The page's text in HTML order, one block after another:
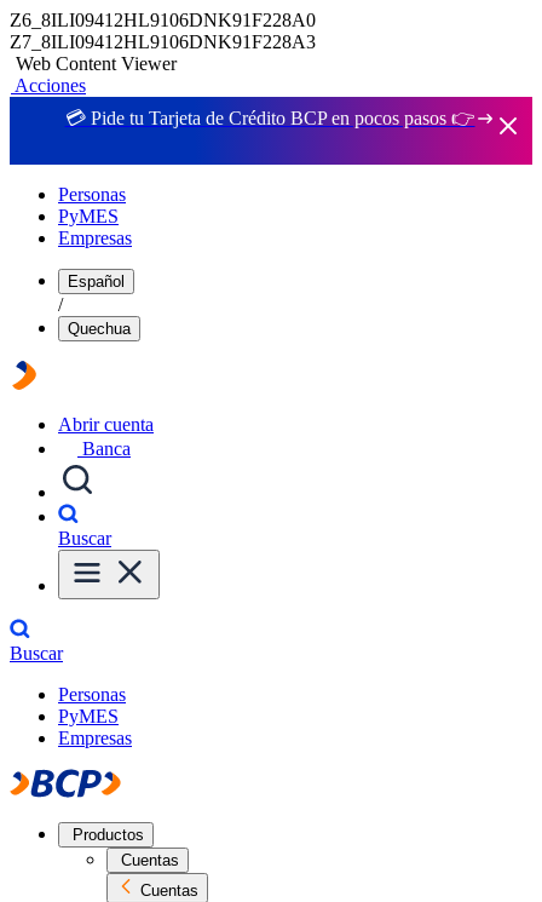
Z6_8ILI09412HL9106DNK91F228A0
Z7_8ILI09412HL9106DNK91F228A3
Web Content Viewer
Acciones
💳 Pide tu Tarjeta de Crédito BCP en pocos pasos 👉
Personas
PyMES
Empresas
Español
/
Quechua
Abrir cuenta
Banca
Buscar
Buscar
Personas
PyMES
Empresas
Productos
Cuentas
Cuentas